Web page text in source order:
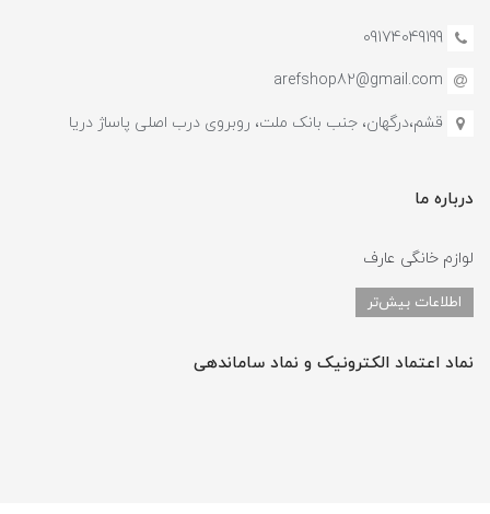
09174049199
arefshop82@gmail.com
قشم،درگهان، جنب بانک ملت، روبروی درب اصلی پاساژ دریا
درباره ما
لوازم خانگی عارف
اطلاعات بیش‌تر
نماد اعتماد الکترونیک و نماد ساماندهی